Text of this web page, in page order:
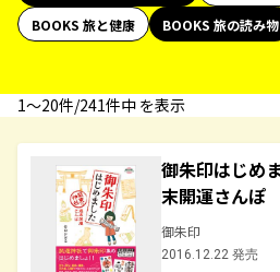
BOOKS 旅と健康
BOOKS 旅の読み物
1〜20件/241件中 を表示
御朱印はじ
末開運さんぽ
御朱印
2016.12.22 発売